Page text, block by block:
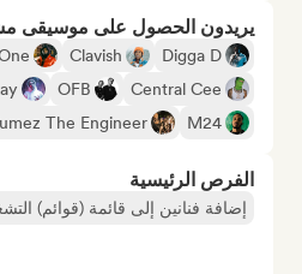
يريدون الحصول على موسيقى
Digga D
Clavish
Central Cee
OFB
M24
The Engineer
الفرص الرئيسية
إضافة فنانين إلى قائمة (قوائم)